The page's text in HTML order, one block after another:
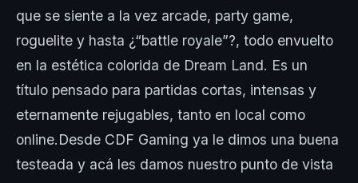
que se siente a la vez arcade, party game,
roguelite y hasta ¿“battle royale”?, todo envuelto
en la estética colorida de Dream Land. Es un
título pensado para partidas cortas, intensas y
eternamente rejugables, tanto en local como
online.Desde CDF Gaming ya le dimos una buena
testeada y acá les damos nuestro punto de vista